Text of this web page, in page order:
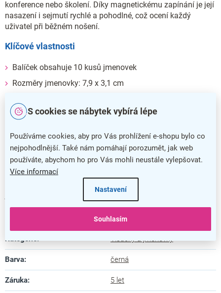
S cookies se nábytek vybírá lépe
Používáme cookies, aby pro Vás prohlížení e-shopu bylo co
nejpohodlnější. Také nám pomáhají porozumět, jak web
používáte, abychom ho pro Vás mohli neustále vylepšovat.
Více informací
Nastavení
Souhlasím
konference nebo školení. Díky magnetickému zapínání je její
nasazení i sejmutí rychlé a pohodlné, což ocení každý
uživatel při běžném nošení.
Klíčové vlastnosti
Balíček obsahuje 10 kusů jmenovek
Rozměry jmenovky: 7,9 x 3,1 cm
Robustní materiál - kombinace kovu a plastu
Magnetický typ uchycení nezanechává stopy na oděvu
Tato magnetická jmenovka nabízí jednoduché a zároveň
elegantní řešení označení jména či jiné informace. Je ideální
pro firmy, eventy či školy, kde je potřeba rychlá, opakovaně
použitelná a šetrná alternativa k tradičním připínacím
Doplňkové parametry
Kategorie: Visačky a jmenovky
Barva: černá
Záruka: 5 let